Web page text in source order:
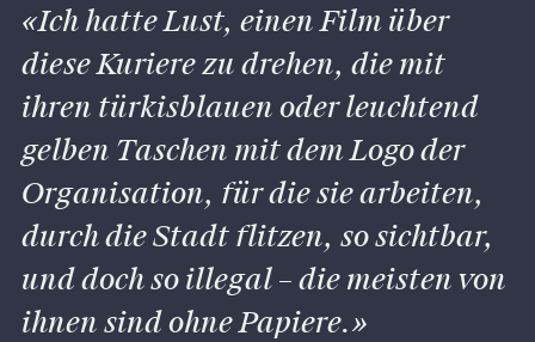
Ich hatte Lust, einen Film über
diese Kuriere zu drehen, die mit
ihren türkisblauen oder leuchtend
gelben Taschen mit dem Logo der
Organisation, für die sie arbeiten,
durch die Stadt flitzen, so sichtbar,
und doch so illegal – die meisten von
ihnen sind ohne Papiere.